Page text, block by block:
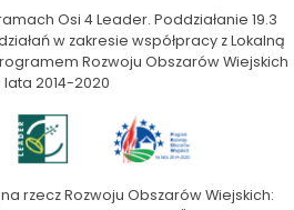
Osi 4 Leader. Poddziałanie 19.3
w zakresie współpracy z Lokalną
Rozwoju Obszarów Wiejskich
lata 2014-2020
na rzecz Rozwoju Obszarów Wiejskich: